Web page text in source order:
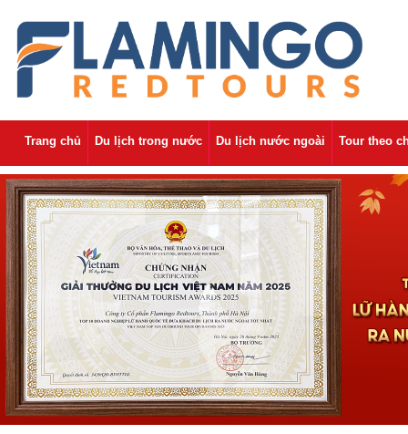
Trang chủ Du lịch trong nước Du lịch nước ngoài Tour theo